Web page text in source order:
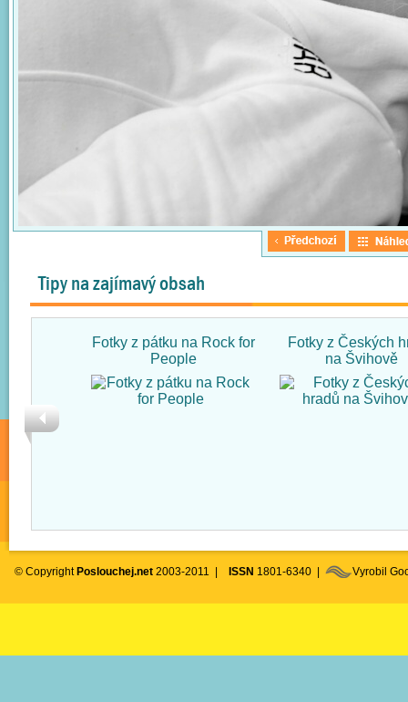
Tipy na zajímavý obsah
Fotky z pátku na Rock for
People
Fotky z Českých
na Švihově
© Copyright Poslouchej.net 2003-2011 | ISSN 1801-6340 | Vyrobil